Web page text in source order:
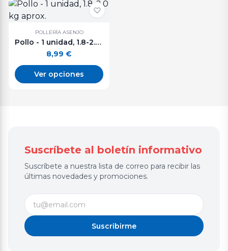
POLLERÍA ASENJO
Pollo - 1 unidad, 1.8-2.0 kg aprox.
8,99 €
Ver opciones
Suscríbete al boletín informativo
Suscríbete a nuestra lista de correo para recibir las
últimas novedades y promociones.
Suscribirme